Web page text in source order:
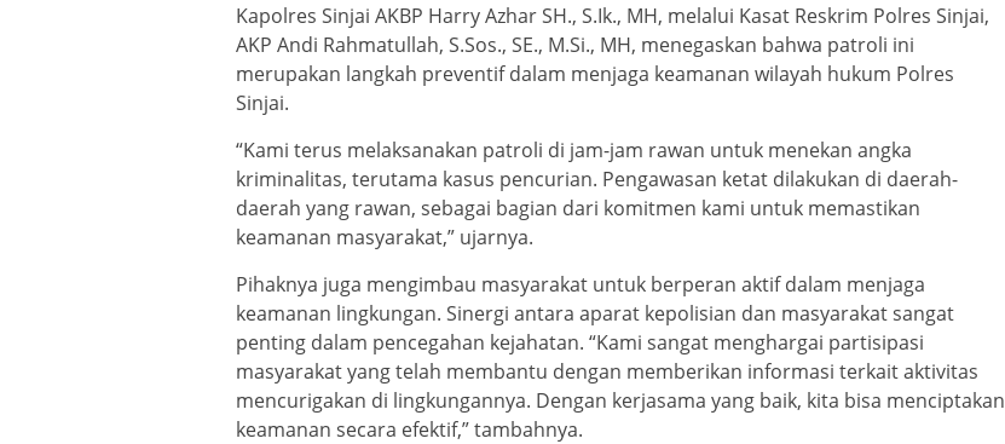
Kapolres Sinjai AKBP Harry Azhar SH., S.Ik., MH, melalui Kasat Reskrim Polres Sinjai,
AKP Andi Rahmatullah, S.Sos., SE., M.Si., MH, menegaskan bahwa patroli ini
merupakan langkah preventif dalam menjaga keamanan wilayah hukum Polres
Sinjai.
“Kami terus melaksanakan patroli di jam-jam rawan untuk menekan angka
kriminalitas, terutama kasus pencurian. Pengawasan ketat dilakukan di daerah-
daerah yang rawan, sebagai bagian dari komitmen kami untuk memastikan
keamanan masyarakat,” ujarnya.
Pihaknya juga mengimbau masyarakat untuk berperan aktif dalam menjaga
keamanan lingkungan. Sinergi antara aparat kepolisian dan masyarakat sangat
penting dalam pencegahan kejahatan. “Kami sangat menghargai partisipasi
masyarakat yang telah membantu dengan memberikan informasi terkait aktivitas
mencurigakan di lingkungannya. Dengan kerjasama yang baik, kita bisa menciptakan
keamanan secara efektif,” tambahnya.